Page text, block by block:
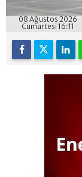
08 Ağustos 2026
Cumartesi 16:11